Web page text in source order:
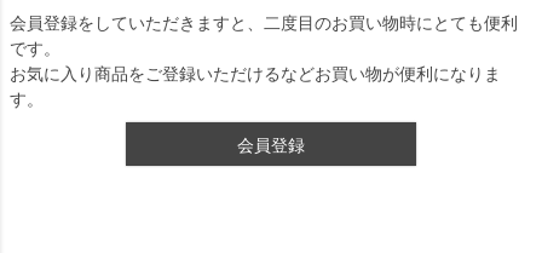
会員登録をしていただきますと、二度目のお買い物時にとても便利
です。
お気に入り商品をご登録いただけるなどお買い物が便利になりま
す。
会員登録